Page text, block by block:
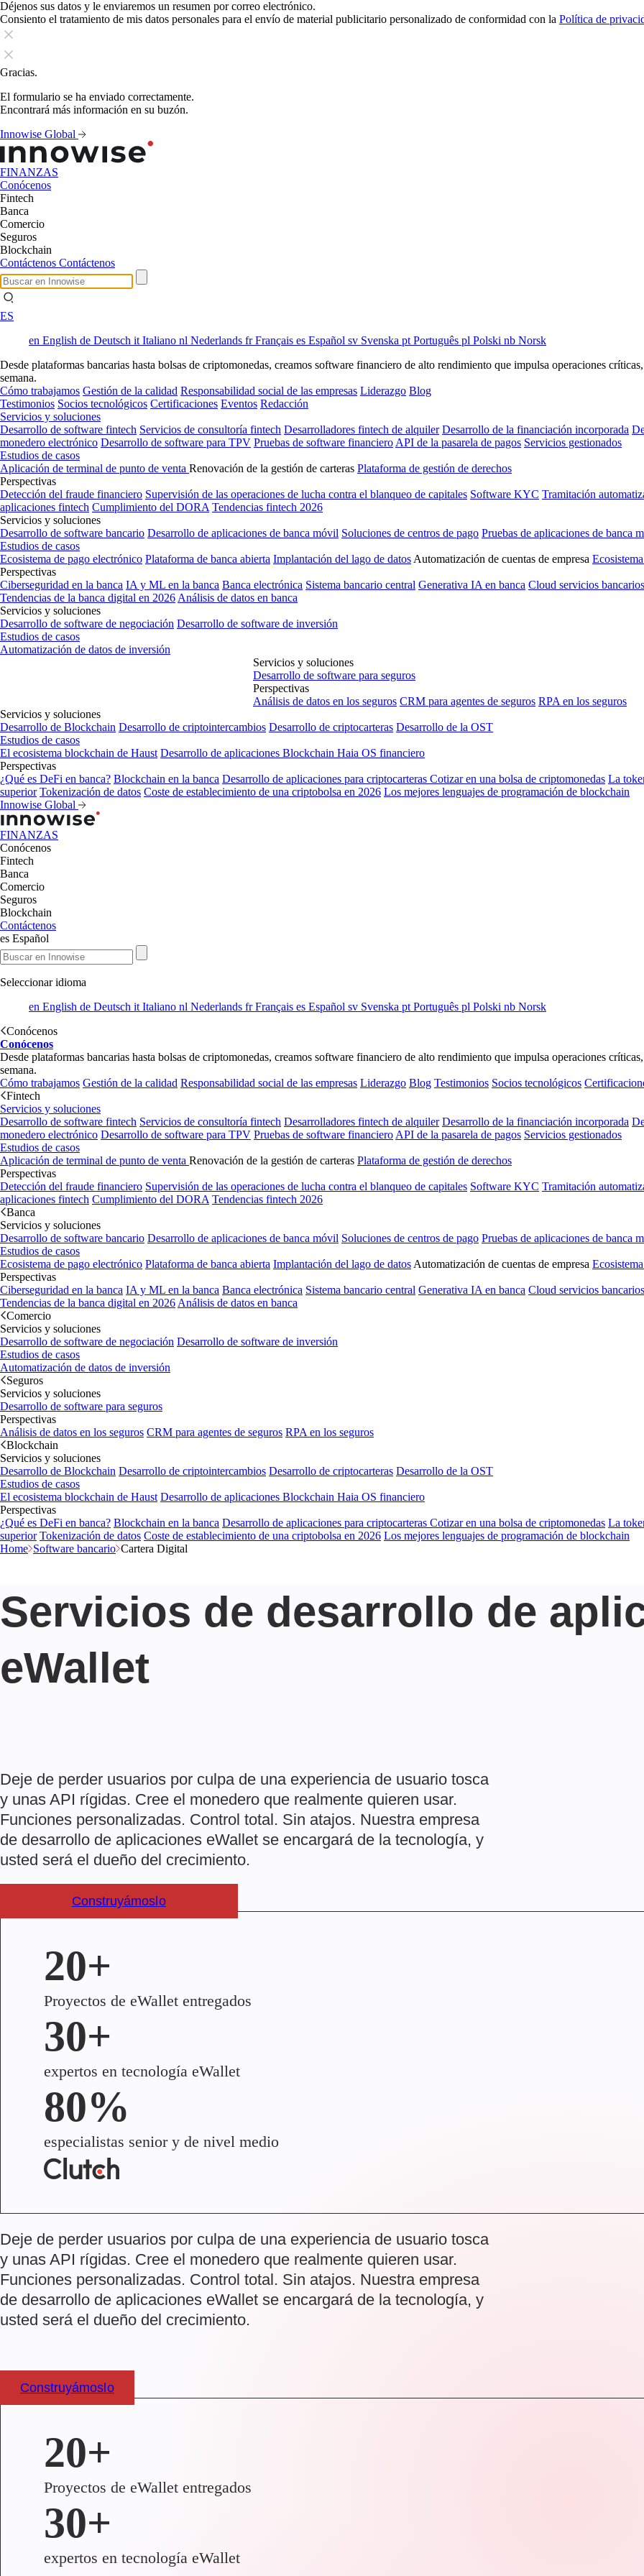
Déjenos sus datos y le enviaremos un resumen por correo electrónico.
Consiento el tratamiento de mis datos personales para el envío de material publicitario personalizado de conformidad con la Política de
Gracias.
El formulario se ha enviado correctamente.
Encontrará más información en su buzón.
Innowise Global
FINANZAS
Conócenos
Fintech
Banca
Comercio
Seguros
Blockchain
Contáctenos Contáctenos
ES
en English de Deutsch it Italiano nl Nederlands frFrançais es Español sv Svenska pt Português pl Polski nb Norsk
Desde plataformas bancarias hasta bolsas de criptomonedas, creamos software financiero de alto rendimiento que impulsa operaciones
semana.
Cómo trabajamos Gestión de la calidad Responsabilidad social de las empresas Liderazgo Blog
Testimonios Socios tecnológicos Certificaciones Eventos Redacción
Servicios y soluciones
Desarrollo de software fintech Servicios de consultoría fintech Desarrolladores fintech de alquiler Desarrollo de la financiación incorporada
monedero electrónico Desarrollo de software para TPV Pruebas de software financiero API de la pasarela de pagos Servicios gestionados
Estudios de casos
Aplicación de terminal de punto de venta Renovación de la gestión de carteras Plataforma de gestión de derechos
Perspectivas
Detección del fraude financiero Supervisión de las operaciones de lucha contra el blanqueo de capitales Software KYC Tramitación
aplicaciones fintech Cumplimiento del DORA Tendencias fintech 2026
Servicios y soluciones
Desarrollo de software bancario Desarrollo de aplicaciones de banca móvil Soluciones de centros de pago Pruebas de aplicaciones de banca
Estudios de casos
Ecosistema de pago electrónico Plataforma de banca abierta Implantación del lago de datos Automatización de cuentas de empresa
Perspectivas
Ciberseguridad en la banca IA y ML en la banca Banca electrónica Sistema bancario central Generativa IA en banca Cloud servicios bancarios
Tendencias de la banca digital en 2026 Análisis de datos en banca
Servicios y soluciones
Desarrollo de software de negociación Desarrollo de software de inversión
Estudios de casos
Automatización de datos de inversión
Servicios y soluciones
Desarrollo de software para seguros
Perspectivas
Análisis de datos en los seguros CRM para agentes de seguros RPA en los seguros
Servicios y soluciones
Desarrollo de Blockchain Desarrollo de criptointercambios Desarrollo de criptocarteras Desarrollo de la OST
Estudios de casos
El ecosistema blockchain de Haust Desarrollo de aplicaciones Blockchain Haia OS financiero
Perspectivas
¿Qué es DeFi en banca? Blockchain en la banca Desarrollo de aplicaciones para criptocarteras Cotizar en una bolsa de criptomonedas La
superior Tokenización de datos Coste de establecimiento de una criptobolsa en 2026 Los mejores lenguajes de programación de blockchain
Innowise Global
FINANZAS
Conócenos
Fintech
Banca
Comercio
Seguros
Blockchain
Contáctenos
es Español
Seleccionar idioma
en English de Deutsch it Italiano nl Nederlands frFrançais es Español sv Svenska pt Português pl Polski nb Norsk
Conócenos
Conócenos
Desde plataformas bancarias hasta bolsas de criptomonedas, creamos software financiero de alto rendimiento que impulsa operaciones
semana.
Cómo trabajamos Gestión de la calidad Responsabilidad social de las empresas Liderazgo Blog Testimonios Socios tecnológicos
Fintech
Servicios y soluciones
Desarrollo de software fintech Servicios de consultoría fintech Desarrolladores fintech de alquiler Desarrollo de la financiación incorporada
monedero electrónico Desarrollo de software para TPV Pruebas de software financiero API de la pasarela de pagos Servicios gestionados
Estudios de casos
Aplicación de terminal de punto de venta Renovación de la gestión de carteras Plataforma de gestión de derechos
Perspectivas
Detección del fraude financiero Supervisión de las operaciones de lucha contra el blanqueo de capitales Software KYC Tramitación
aplicaciones fintech Cumplimiento del DORA Tendencias fintech 2026
Banca
Servicios y soluciones
Desarrollo de software bancario Desarrollo de aplicaciones de banca móvil Soluciones de centros de pago Pruebas de aplicaciones de banca
Estudios de casos
Ecosistema de pago electrónico Plataforma de banca abierta Implantación del lago de datos Automatización de cuentas de empresa
Perspectivas
Ciberseguridad en la banca IA y ML en la banca Banca electrónica Sistema bancario central Generativa IA en banca Cloud servicios bancarios
Tendencias de la banca digital en 2026 Análisis de datos en banca
Comercio
Servicios y soluciones
Desarrollo de software de negociación Desarrollo de software de inversión
Estudios de casos
Automatización de datos de inversión
Seguros
Servicios y soluciones
Desarrollo de software para seguros
Perspectivas
Análisis de datos en los seguros CRM para agentes de seguros RPA en los seguros
Blockchain
Servicios y soluciones
Desarrollo de Blockchain Desarrollo de criptointercambios Desarrollo de criptocarteras Desarrollo de la OST
Estudios de casos
El ecosistema blockchain de Haust Desarrollo de aplicaciones Blockchain Haia OS financiero
Perspectivas
¿Qué es DeFi en banca? Blockchain en la banca Desarrollo de aplicaciones para criptocarteras Cotizar en una bolsa de criptomonedas La
superior Tokenización de datos Coste de establecimiento de una criptobolsa en 2026 Los mejores lenguajes de programación de blockchain
Home Software bancario Cartera Digital
Servicios de desarrollo de
eWallet
Deje de perder usuarios por culpa de una experiencia de usuario tosca
y unas API rígidas. Cree el monedero que realmente quieren usar.
Funciones personalizadas. Control total. Sin atajos. Nuestra empresa
de desarrollo de aplicaciones eWallet se encargará de la tecnología, y
usted será el dueño del crecimiento.
Construyámoslo
20+
Proyectos de eWallet entregados
30+
expertos en tecnología eWallet
80%
especialistas senior y de nivel medio
Deje de perder usuarios por culpa de una experiencia de usuario tosca
y unas API rígidas. Cree el monedero que realmente quieren usar.
Funciones personalizadas. Control total. Sin atajos. Nuestra empresa
de desarrollo de aplicaciones eWallet se encargará de la tecnología, y
usted será el dueño del crecimiento.
Construyámoslo
20+
Proyectos de eWallet entregados
30+
expertos en tecnología eWallet